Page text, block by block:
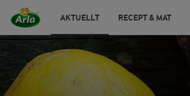
AKTUELLT RECEPT & MAT